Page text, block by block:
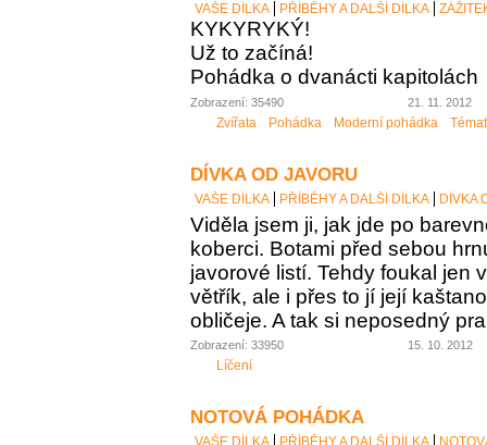
VAŠE DÍLKA PŘÍBĚHY A DALŠÍ DÍLKA
KYKYRYKÝ!
Už to začíná!
Pohádka o dvanácti kapitolách
Zobrazení: 35490 21. 11. 2012
Zvířata Pohádka Moderní pohádka
DÍVKA OD JAVORU
VAŠE DÍLKA PŘÍBĚHY A DALŠÍ DÍLKA DÍVKA
Viděla jsem ji, jak jde po
koberci. Botami před sebou
javorové listí. Tehdy foukal jen
větřík, ale i přes to jí její
obličeje. A tak si neposedný
Zobrazení: 33950 15. 10. 2012
Líčení
NOTOVÁ POHÁDKA
VAŠE DÍLKA PŘÍBĚHY A DALŠÍ DÍLKA